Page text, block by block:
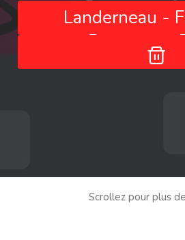
Landerneau -
- Bretagne -
Scrollez pour plus